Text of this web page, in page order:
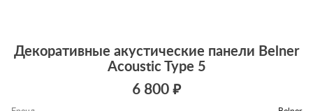
Декоративные акустические панели Belner
Acoustic Type 5
6 800 ₽